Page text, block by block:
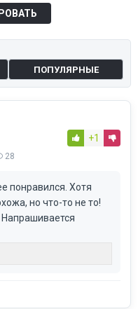
ПОПУЛЯРНЫЕ
28
+1
понравился. Хотя
но что-то не то!
Напрашивается